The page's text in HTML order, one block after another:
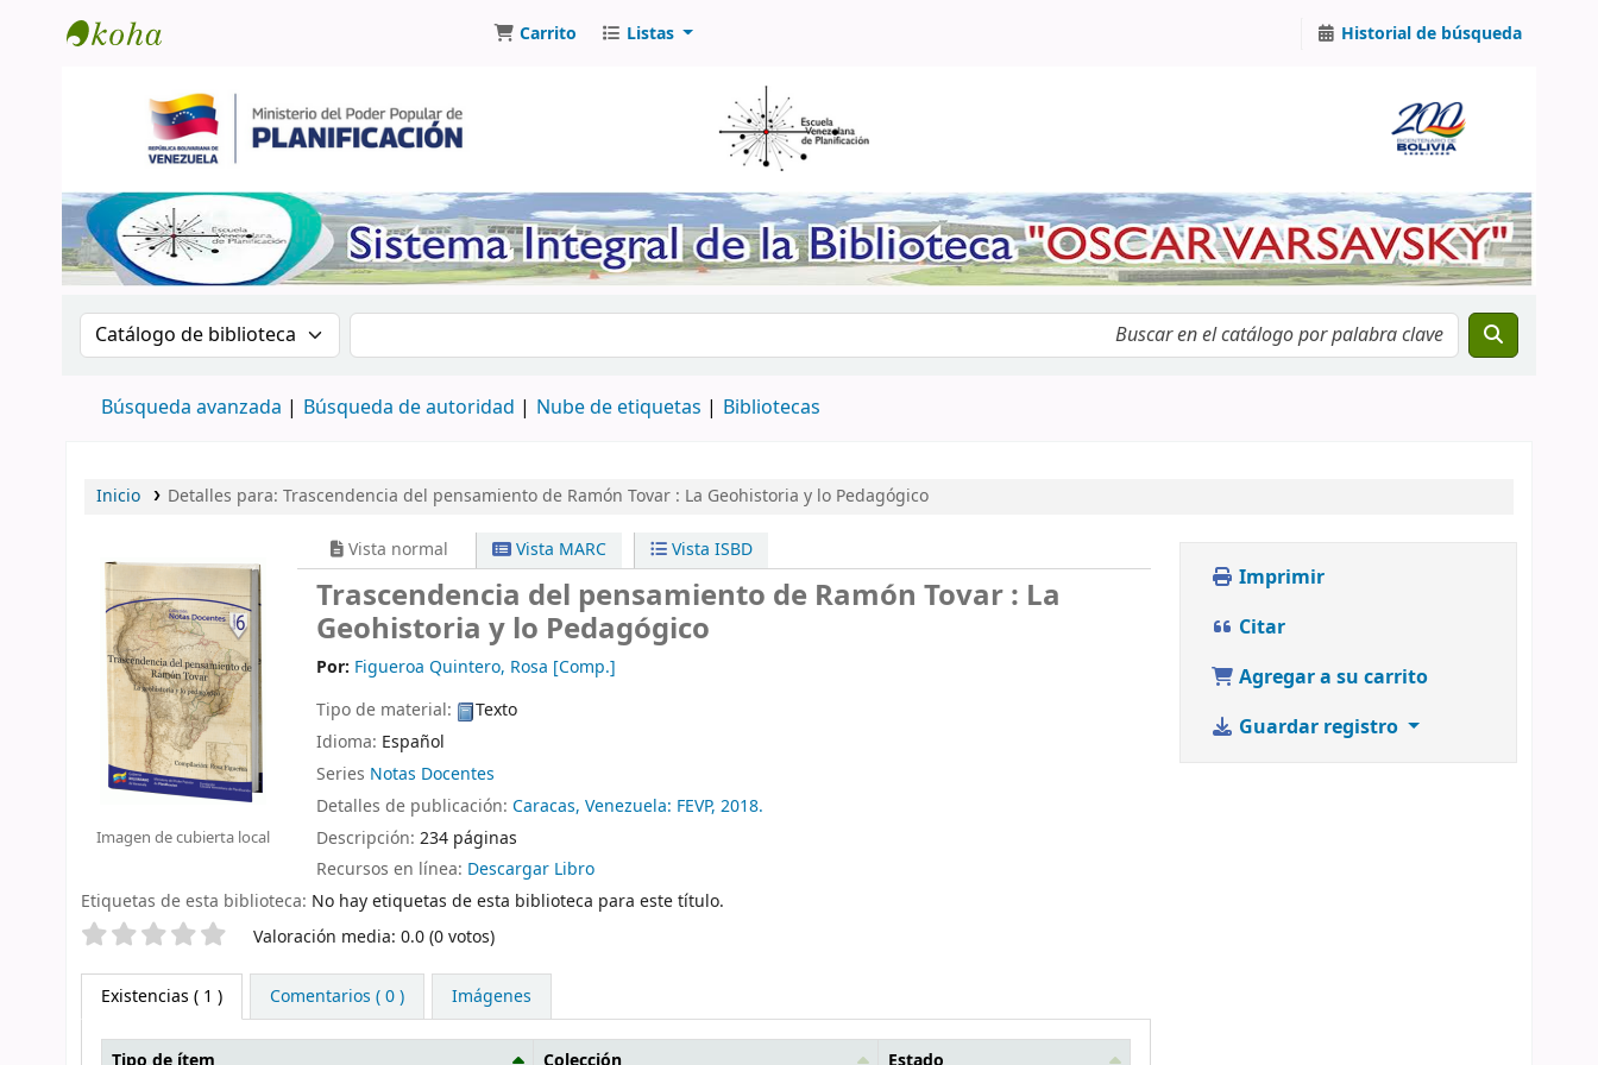
Carrito Listas Historial de búsqueda
Buscar en el catálogo por:Buscar en el catálogo por palabra clave
Búsqueda avanzada Búsqueda de autoridad Nube de etiquetas Bibliotecas
Inicio Detalles para: Trascendencia del pensamiento de Ramón Tovar : La Geohistoria y lo Pedagógico
Imagen de cubierta local
Vista normal Vista MARC Vista ISBD
Trascendencia del pensamiento de Ramón Tovar : La
Geohistoria y lo Pedagógico
Por: Figueroa Quintero, Rosa [Comp.]
Tipo de material:
Texto
Idioma: Español
Series Notas Docentes
Detalles de publicación:Caracas, Venezuela: FEVP, 2018.
Descripción:234 páginas
Recursos en línea: Descargar Libro
Etiquetas de esta biblioteca: No hay etiquetas de esta biblioteca para este título.
Valoración Valoración media: 0.0 (0 votos)
Existencias ( 1 ) Comentarios ( 0 ) Imágenes
Imprimir
Citar
Agregar a su carrito
Guardar registro